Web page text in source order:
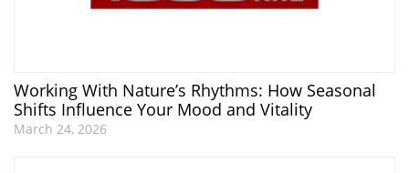
Working With Nature’s Rhythms: How Seasonal
Shifts Influence Your Mood and Vitality
March 24, 2026